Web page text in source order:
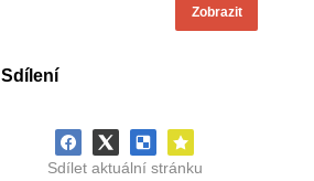
Zobrazit
Sdílení
Sdílet aktuální stránku